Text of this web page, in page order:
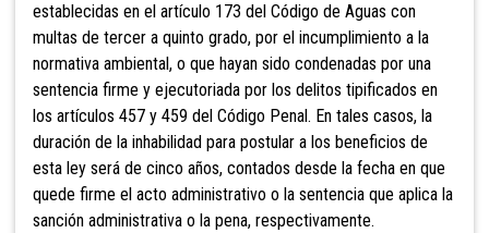
establecidas en el artículo 173 del Código de Aguas con
multas de tercer a quinto grado, por el incumplimiento a la
normativa ambiental, o que hayan sido condenadas por una
sentencia firme y ejecutoriada por los delitos tipificados en
los artículos 457 y 459 del Código Penal. En tales casos, la
duración de la inhabilidad para postular a los beneficios de
esta ley será de cinco años, contados desde la fecha en que
quede firme el acto administrativo o la sentencia que aplica la
sanción administrativa o la pena, respectivamente.